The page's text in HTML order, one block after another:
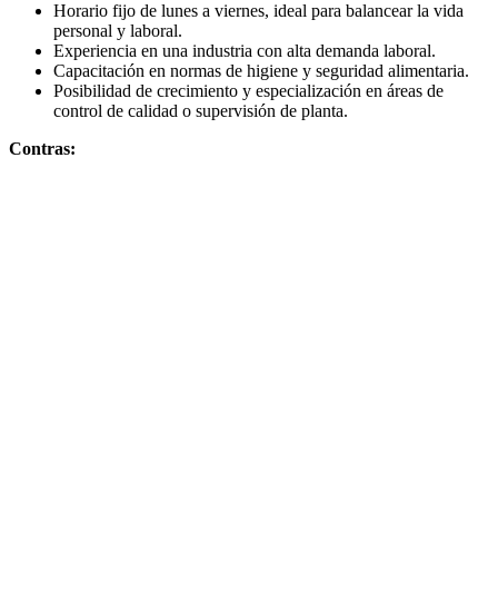
Horario fijo de lunes a viernes, ideal para balancear la vida
personal y laboral.
Experiencia en una industria con alta demanda laboral.
Capacitación en normas de higiene y seguridad alimentaria.
Posibilidad de crecimiento y especialización en áreas de
control de calidad o supervisión de planta.
Contras: